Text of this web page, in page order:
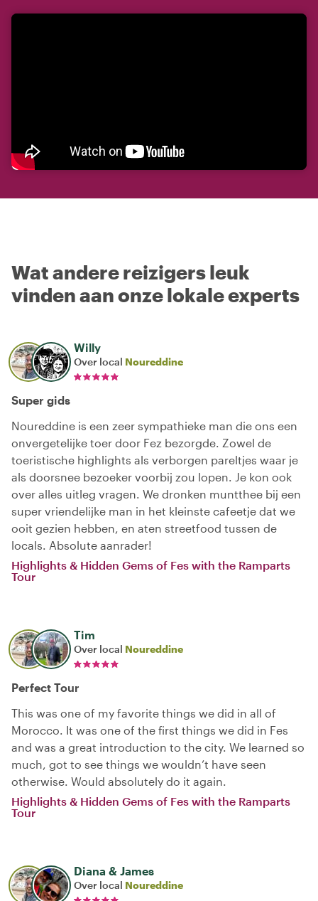
Wat andere reizigers leuk
vinden aan onze lokale experts
Willy
Over local Noureddine
Super gids
Noureddine is een zeer sympathieke man die ons een
onvergetelijke toer door Fez bezorgde. Zowel de
toeristische highlights als verborgen pareltjes waar je
als doorsnee bezoeker voorbij zou lopen. Je kon ook
over alles uitleg vragen. We dronken muntthee bij een
super vriendelijke man in het kleinste cafeetje dat we
ooit gezien hebben, en aten streetfood tussen de
locals. Absolute aanrader!
Highlights & Hidden Gems of Fes with the Ramparts
Tour
Tim
Over local Noureddine
Perfect Tour
This was one of my favorite things we did in all of
Morocco. It was one of the first things we did in Fes
and was a great introduction to the city. We learned so
much, got to see things we wouldn’t have seen
otherwise. Would absolutely do it again.
Highlights & Hidden Gems of Fes with the Ramparts
Tour
Diana & James
Over local Noureddine